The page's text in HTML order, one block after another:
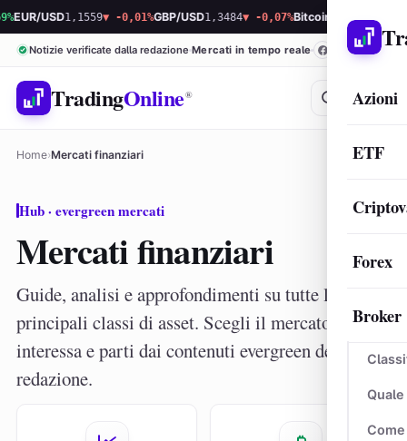
Azioni
ETF
Forex
Broker
USD1,1559▼ -0,01%GBP/USD1,3484▼ -0,07%Bitcoin65.014,01▲
Notizie verificate dalla redazione Mercati in tempo reale
TradingOnline®
Home›Mercati finanziari
Hub · evergreen mercati
Mercati finanziari
Guide, analisi e approfondimenti su tutte le
principali classi di asset. Scegli il mercato che ti
interessa e parti dai contenuti evergreen della
redazione.